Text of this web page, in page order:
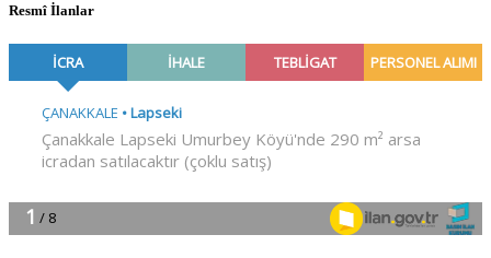
Resmî İlanlar